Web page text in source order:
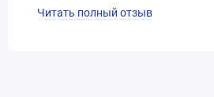
Читать полный отзыв